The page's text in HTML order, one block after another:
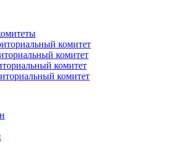
комитет
комитет
комитет
комитет